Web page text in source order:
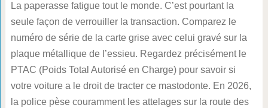
La paperasse fatigue tout le monde. C’est pourtant la
seule façon de verrouiller la transaction. Comparez le
numéro de série de la carte grise avec celui gravé sur la
plaque métallique de l’essieu. Regardez précisément le
PTAC (Poids Total Autorisé en Charge) pour savoir si
votre voiture a le droit de tracter ce mastodonte. En 2026,
la police pèse couramment les attelages sur la route des